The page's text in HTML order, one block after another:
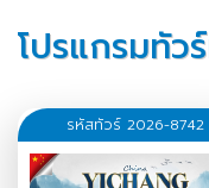
โปรแกรมทัว
รหัสทัวร์ 2026-8742